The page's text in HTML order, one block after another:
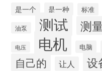
是一个 是一种 标准
油泵 测试 测
电压 电机 电脑
自己的 让人 设